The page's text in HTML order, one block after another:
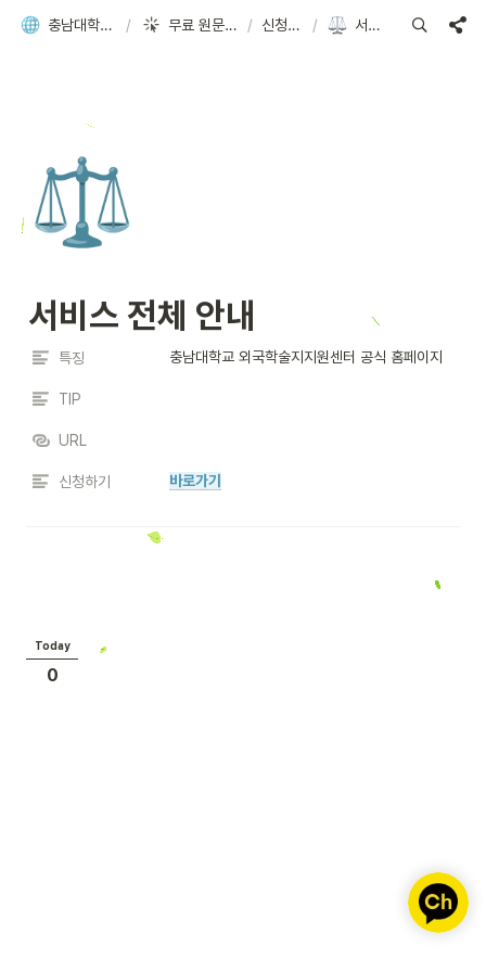
충남대학교 외국학술지지원센터 / 무료 원문 신청, 이렇게 하세요 / 신청 방법 비교 / 서비스 전체 안내
⚖️
서비스 전체 안내
특징 충남대학교 외국학술지지원센터 공식 홈페이지
TIP
URL
신청하기 바로가기
Today
0